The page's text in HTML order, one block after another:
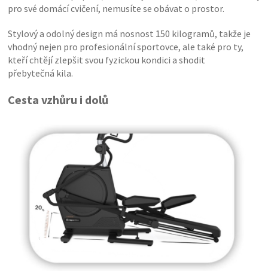
pro své domácí cvičení, nemusíte se obávat o prostor.
Stylový a odolný design má nosnost 150 kilogramů, takže je
vhodný nejen pro profesionální sportovce, ale také pro ty,
kteří chtějí zlepšit svou fyzickou kondici a shodit
přebytečná kila.
Cesta vzhůru i dolů